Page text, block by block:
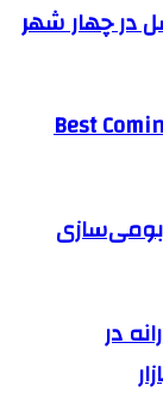
در چهار شهر
19 Best
با بومی‌سازی
در